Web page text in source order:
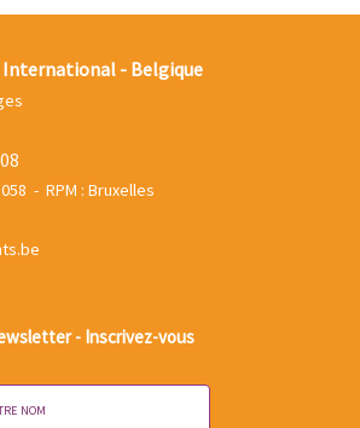
International - Belgique
- RPM : Bruxelles
- Inscrivez-vous